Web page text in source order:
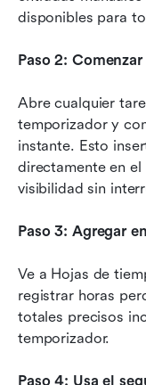
disponibles para
Paso 2:
Abre cualquier
temporizador y
instante. Esto
directamente en
visibilidad sin
Paso 3: Agregar
Ve a Hojas de
registrar horas
totales precisos
temporizador.
Paso 4: Usa el